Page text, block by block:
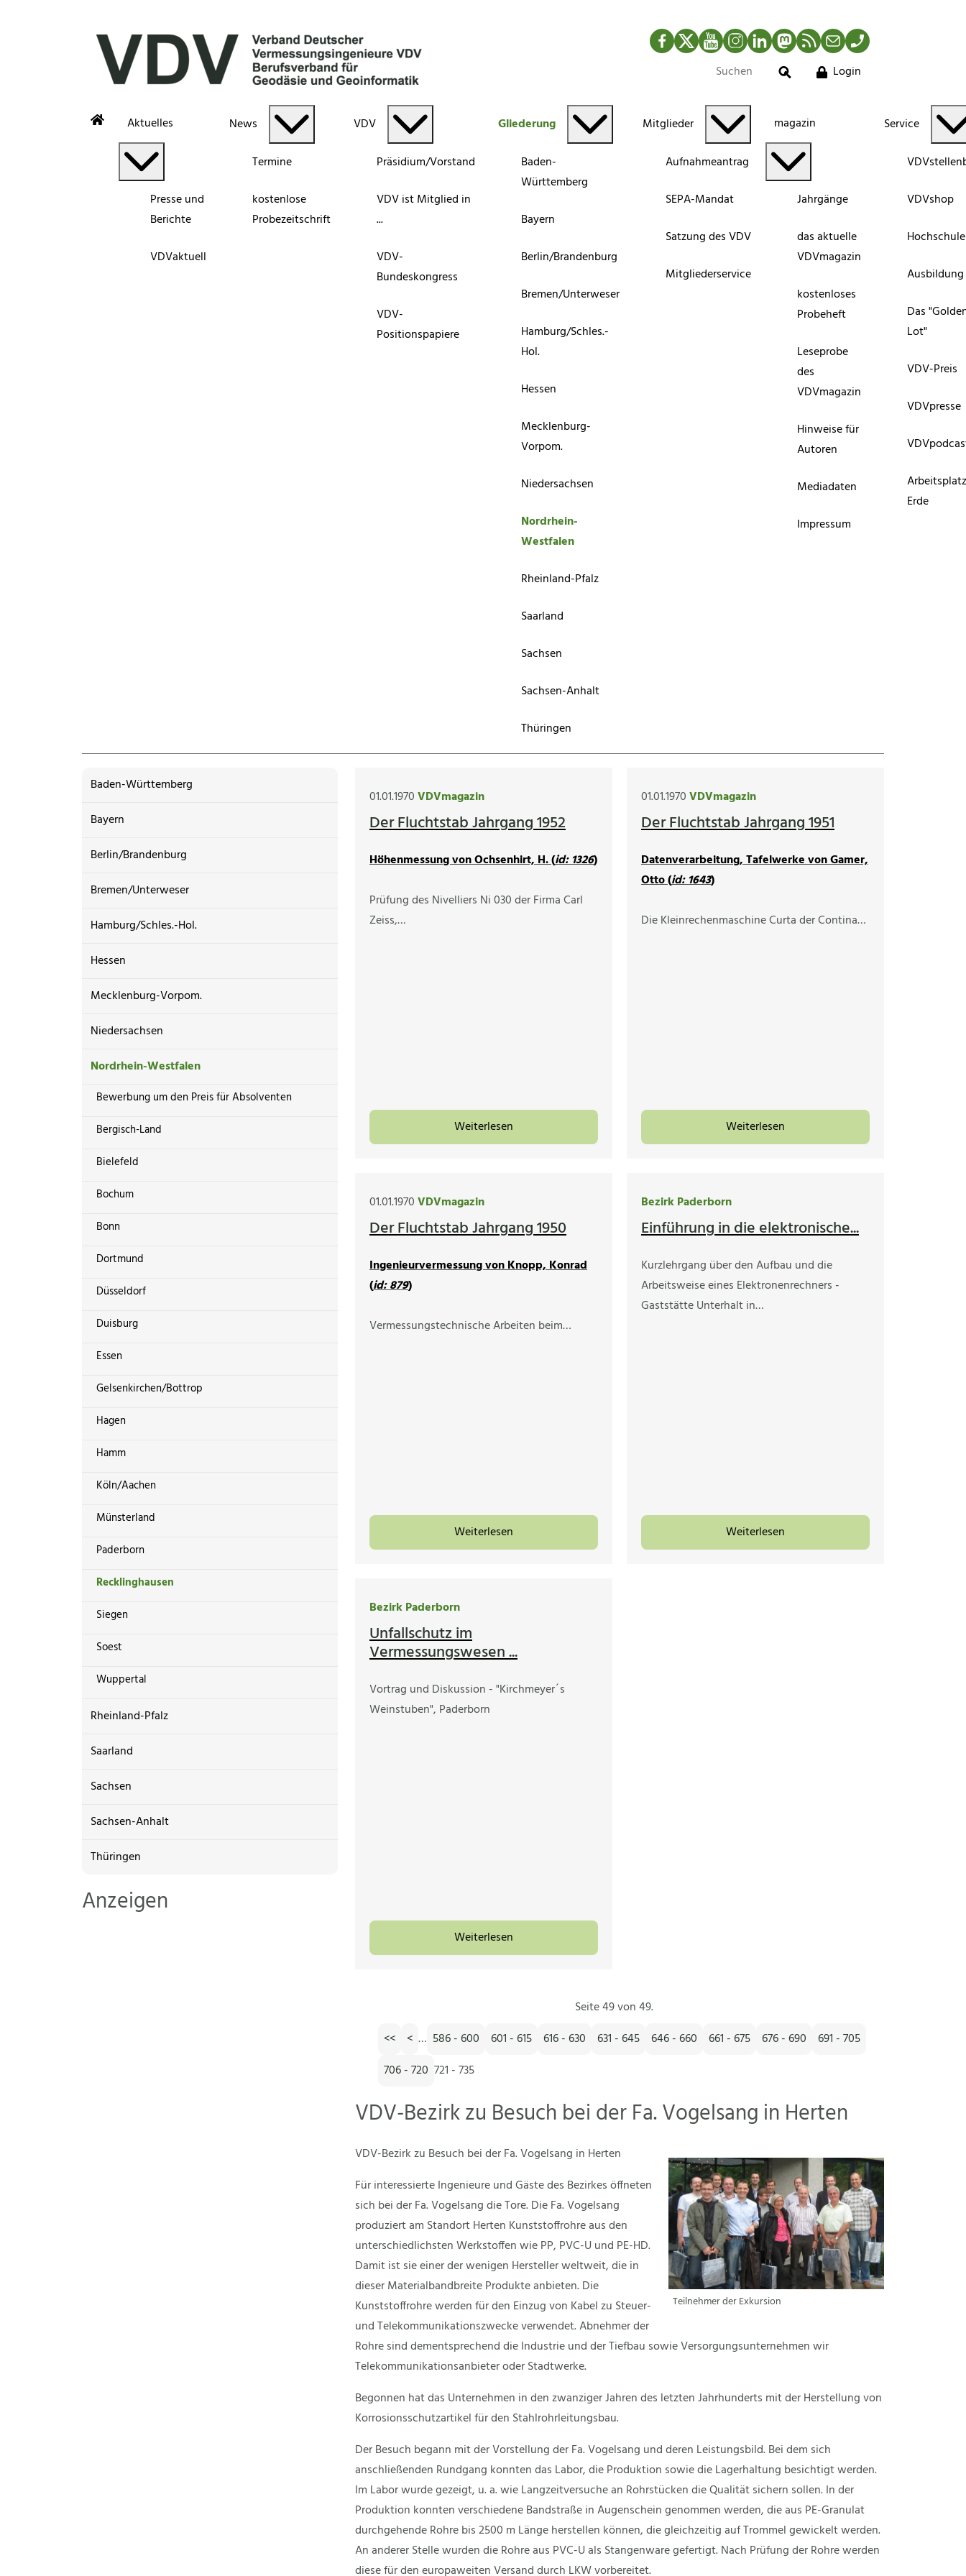
Facebook
TwitterYouTubeInstagram
LinkedInMastodonRSS-Newsfeed
MailTelefon
Suche
Login
Aktuelles
Presse und
Berichte
VDVaktuell
News
Termine
kostenlose
Probezeitschrift
VDV
Präsidium/Vorstand
VDV ist Mitglied in
...
VDV-
Bundeskongress
VDV-
Positionspapiere
Gliederung
Baden-
Württemberg
Bayern
Berlin/Brandenburg
Bremen/Unterweser
Hamburg/Schles.-
Hol.
Hessen
Mecklenburg-
Vorpom.
Niedersachsen
Nordrhein-
Westfalen
Rheinland-Pfalz
Saarland
Sachsen
Sachsen-Anhalt
Thüringen
Mitglieder
Aufnahmeantrag
SEPA-Mandat
Satzung des VDV
Mitgliederservice
magazin
Jahrgänge
das aktuelle
VDVmagazin
kostenloses
Probeheft
Leseprobe
des
VDVmagazin
Hinweise für
Autoren
Mediadaten
Impressum
Service
VDVshop
Ausbildung
Das
Lot"
VDV-Preis
VDVpresse
Erde
Baden-Württemberg
Bayern
Berlin/Brandenburg
Bremen/Unterweser
Hamburg/Schles.-Hol.
Hessen
Mecklenburg-Vorpom.
Niedersachsen
Nordrhein-Westfalen
Bewerbung um den Preis für Absolventen
Bergisch-Land
Bielefeld
Bochum
Bonn
Dortmund
Düsseldorf
Duisburg
Essen
Gelsenkirchen/Bottrop
Hagen
Hamm
Köln/Aachen
Münsterland
Paderborn
Recklinghausen
Siegen
Soest
Wuppertal
Rheinland-Pfalz
Saarland
Sachsen
Sachsen-Anhalt
Thüringen
Anzeigen
01.01.1970VDVmagazin
Der Fluchtstab Jahrgang 1952
Höhenmessung von Ochsenhirt, H. (id: 1326)
Prüfung des Nivelliers Ni 030 der Firma Carl
Zeiss,…
Weiterlesen
01.01.1970VDVmagazin
Der Fluchtstab Jahrgang 1951
Datenverarbeitung, Tafelwerke von Gamer,
Otto (id: 1643)
Die Kleinrechenmaschine Curta der Contina…
Weiterlesen
01.01.1970VDVmagazin
Der Fluchtstab Jahrgang 1950
Ingenieurvermessung von Knopp, Konrad
(id: 879)
Vermessungstechnische Arbeiten beim…
Weiterlesen
Bezirk Paderborn
Einführung in die elektronische...
Kurzlehrgang über den Aufbau und die
Arbeitsweise eines Elektronenrechners -
Gaststätte Unterhalt in…
Weiterlesen
Bezirk Paderborn
Unfallschutz im
Vermessungswesen ...
Vortrag und Diskussion - "Kirchmeyer´s
Weinstuben", Paderborn
Weiterlesen
Seite 49 von 49.
<<
< … 586 - 600 601 - 615 616 - 630 631 - 645 646 - 660 661 - 675 676 - 690
691 - 705
706 - 720 721 - 735
VDV-Bezirk zu Besuch bei der Fa. Vogelsang in Herten
Teilnehmer der Exkursion
VDV-Bezirk zu Besuch bei der Fa. Vogelsang in Herten
Für interessierte Ingenieure und Gäste des Bezirkes öffneten
sich bei der Fa. Vogelsang die Tore. Die Fa. Vogelsang
produziert am Standort Herten Kunststoffrohre aus den
unterschiedlichsten Werkstoffen wie PP, PVC-U und PE-HD.
Damit ist sie einer der wenigen Hersteller weltweit, die in
dieser Materialbandbreite Produkte anbieten. Die
Kunststoffrohre werden für den Einzug von Kabel zu Steuer-
und Telekommunikationszwecke verwendet. Abnehmer der
Rohre sind dementsprechend die Industrie und der Tiefbau sowie Versorgungsunternehmen wir
Telekommunikationsanbieter oder Stadtwerke.
Begonnen hat das Unternehmen in den zwanziger Jahren des letzten Jahrhunderts mit der Herstellung von
Korrosionsschutzartikel für den Stahlrohrleitungsbau.
Der Besuch begann mit der Vorstellung der Fa. Vogelsang und deren Leistungsbild. Bei dem sich
anschließenden Rundgang konnten das Labor, die Produktion sowie die Lagerhaltung besichtigt werden.
Im Labor wurde gezeigt, u. a. wie Langzeitversuche an Rohrstücken die Qualität sichern sollen. In der
Produktion konnten verschiedene Bandstraße in Augenschein genommen werden, die aus PE-Granulat
durchgehende Rohre bis 2500 m Länge herstellen können, die gleichzeitig auf Trommel gewickelt werden.
An anderer Stelle wurden die Rohre aus PVC-U als Stangenware gefertigt. Nach Prüfung der Rohre werden
diese für den europaweiten Versand durch LKW vorbereitet.